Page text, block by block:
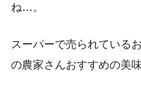
ね…。
スーパーで売られている
の農家さんおすすめの美